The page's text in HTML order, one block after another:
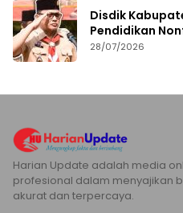
Disdik
Pendidikan
2026
28/07/2026
Harian Update adalah media
profesional dalam menyajikan
akurat dan terpercaya.